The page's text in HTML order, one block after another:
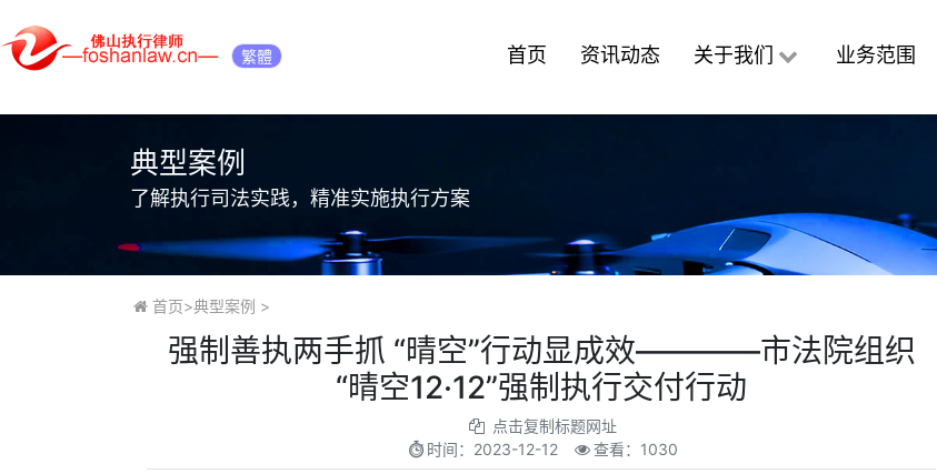
繁體 首页 资讯动态 关于我们 业务范围
典型案例
了解执行司法实践，精准实施执行方案
首页>典型案例 >
强制善执两手抓 “晴空”行动显成效————市法院组织
“晴空12·12”强制执行交付行动
点击复制标题网址
时间： 2023-12-12 查看：1030